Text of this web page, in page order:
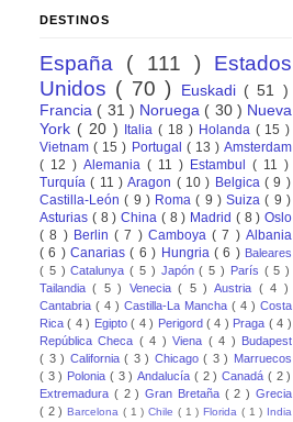
DESTINOS
España ( 111 ) Estados
Unidos ( 70 ) Euskadi ( 51 )
Francia ( 31 ) Noruega ( 30 ) Nueva
York ( 20 ) Italia( 18 ) Holanda ( 15 )
Vietnam( 15 ) Portugal ( 13 ) Amsterdam
( 12 ) Alemania ( 11 ) Estambul ( 11 )
Turquía( 11 )Aragon ( 10 ) Belgica( 9 )
Castilla-León( 9 ) Roma( 9 ) Suiza( 9 )
Asturias ( 8 ) China ( 8 ) Madrid ( 8 ) Oslo
( 8 ) Berlin( 7 ) Camboya( 7 )Albania
( 6 )Canarias( 6 ) Hungria ( 6 ) Baleares
( 5 )Catalunya( 5 ) Japón( 5 ) París ( 5 )
Tailandia( 5 ) Venecia( 5 )Austria ( 4 )
Cantabria ( 4 ) Castilla-La Mancha ( 4 ) Costa
Rica( 4 ) Egipto( 4 ) Perigord ( 4 ) Praga ( 4 )
República Checa ( 4 )Viena ( 4 ) Budapest
( 3 ) California( 3 ) Chicago( 3 ) Marruecos
( 3 ) Polonia ( 3 )Andalucía ( 2 )Canadá ( 2 )
Extremadura ( 2 )Gran Bretaña ( 2 )Grecia
( 2 )Barcelona ( 1 )Chile ( 1 )Florida ( 1 ) India